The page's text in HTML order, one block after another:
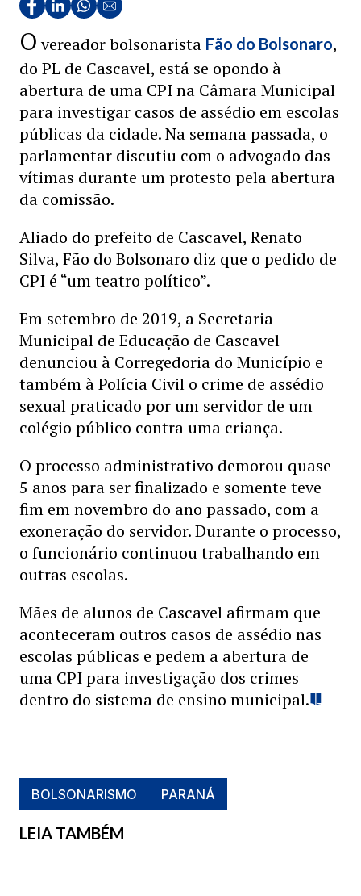
Overeador bolsonarista Fão do Bolsonaro,
do PL de Cascavel, está se opondo à
abertura de uma CPI na Câmara Municipal
para investigar casos de assédio em escolas
públicas da cidade. Na semana passada, o
parlamentar discutiu com o advogado das
vítimas durante um protesto pela abertura
da comissão.
Aliado do prefeito de Cascavel, Renato
Silva, Fão do Bolsonaro diz que o pedido de
CPI é “um teatro político”.
Em setembro de 2019, a Secretaria
Municipal de Educação de Cascavel
denunciou à Corregedoria do Município e
também à Polícia Civil o crime de assédio
sexual praticado por um servidor de um
colégio público contra uma criança.
O processo administrativo demorou quase
5 anos para ser finalizado e somente teve
fim em novembro do ano passado, com a
exoneração do servidor. Durante o processo,
o funcionário continuou trabalhando em
outras escolas.
Mães de alunos de Cascavel afirmam que
aconteceram outros casos de assédio nas
escolas públicas e pedem a abertura de
uma CPI para investigação dos crimes
dentro do sistema de ensino municipal.
BOLSONARISMO PARANÁ
LEIA TAMBÉM